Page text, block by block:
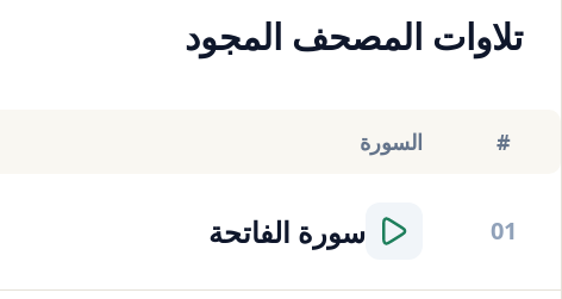
تلاوات المصحف المجود
# السورة
01 سورة الفاتحة